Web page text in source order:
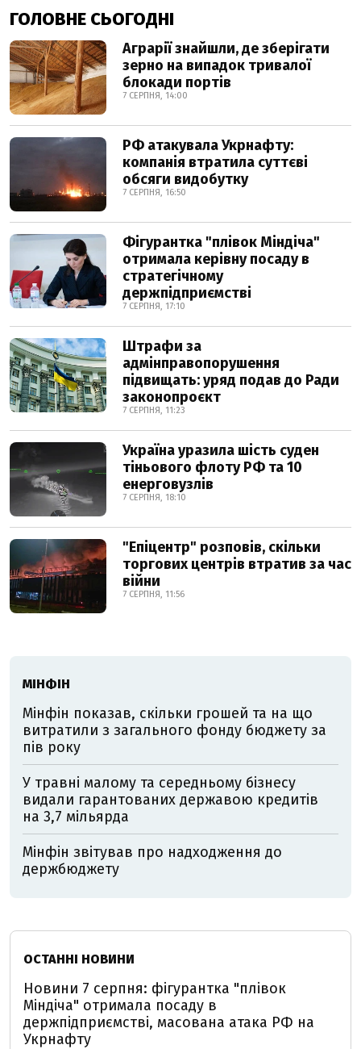
ГОЛОВНЕ СЬОГОДНІ
Аграрії знайшли, де зберігати
зерно на випадок тривалої
блокади портів
7 СЕРПНЯ, 14:00
РФ атакувала Укрнафту:
компанія втратила суттєві
обсяги видобутку
7 СЕРПНЯ, 16:50
Фігурантка "плівок Міндіча"
отримала керівну посаду в
стратегічному
держпідприємстві
7 СЕРПНЯ, 17:10
Штрафи за
адмінправопорушення
підвищать: уряд подав до Ради
законопроєкт
7 СЕРПНЯ, 11:23
Україна уразила шість суден
тіньового флоту РФ та 10
енерговузлів
7 СЕРПНЯ, 18:10
"Епіцентр" розповів, скільки
торгових центрів втратив за час
війни
7 СЕРПНЯ, 11:56
МІНФІН
Мінфін показав, скільки грошей та на що
витратили з загального фонду бюджету за
пів року
У травні малому та середньому бізнесу
видали гарантованих державою кредитів
на 3,7 мільярда
Мінфін звітував про надходження до
держбюджету
ОСТАННІ НОВИНИ
Новини 7 серпня: фігурантка "плівок
Міндіча" отримала посаду в
держпідприємстві, масована атака РФ на
Укрнафту